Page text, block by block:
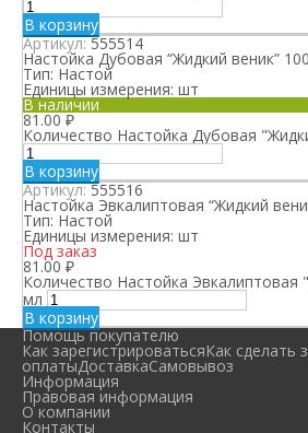
В корзину
Артикул:555514
Настойка Дубовая “Жидкий веник”
Тип: Настой
Единицы измерения: шт
В наличии
81.00₽
Количество Настойка Дубовая
В корзину
Артикул:555516
Настойка Эвкалиптовая “Жидкий
Тип: Настой
Единицы измерения: шт
Под заказ
81.00 ₽
Количество Настойка Эвкалиптовая
мл
В корзину
Помощь покупателю
Как зарегистрироватьсяКак сделать
оплатыДоставкаСамовывоз
Информация
Правовая информация
О компании
Контакты